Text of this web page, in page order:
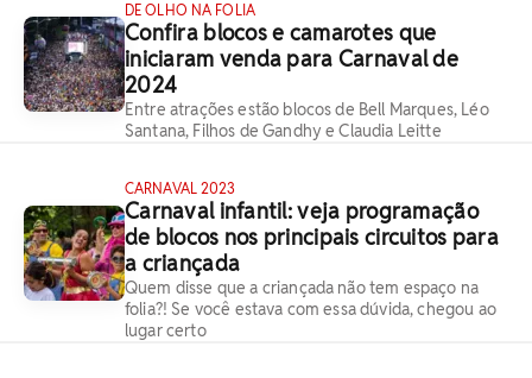
DE OLHO NA FOLIA
Confira blocos e camarotes que
iniciaram venda para Carnaval de
2024
Entre atrações estão blocos de Bell Marques, Léo
Santana, Filhos de Gandhy e Claudia Leitte
CARNAVAL 2023
Carnaval infantil: veja programação
de blocos nos principais circuitos para
a criançada
Quem disse que a criançada não tem espaço na
folia?! Se você estava com essa dúvida, chegou ao
lugar certo